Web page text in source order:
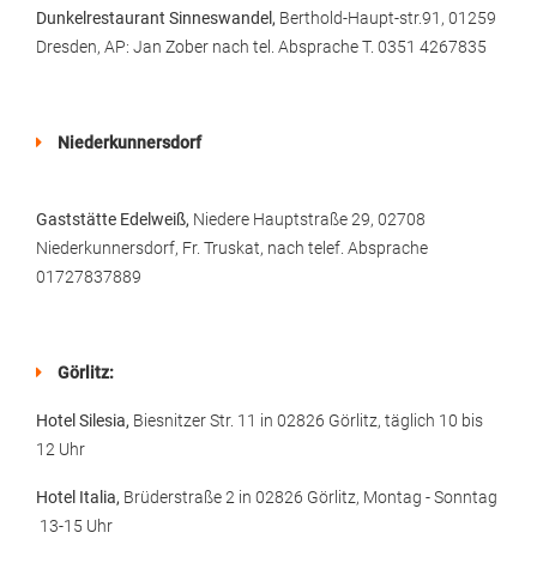
Dunkelrestaurant Sinneswandel, Berthold-Haupt-str.91, 01259
Dresden, AP: Jan Zober nach tel. Absprache T. 0351 4267835
Niederkunnersdorf
Gaststätte Edelweiß, Niedere Hauptstraße 29, 02708
Niederkunnersdorf, Fr. Truskat, nach telef. Absprache
01727837889
Görlitz:
Hotel Silesia, Biesnitzer Str. 11 in 02826 Görlitz, täglich 10 bis
12 Uhr
Hotel Italia, Brüderstraße 2 in 02826 Görlitz, Montag - Sonntag
13-15 Uhr